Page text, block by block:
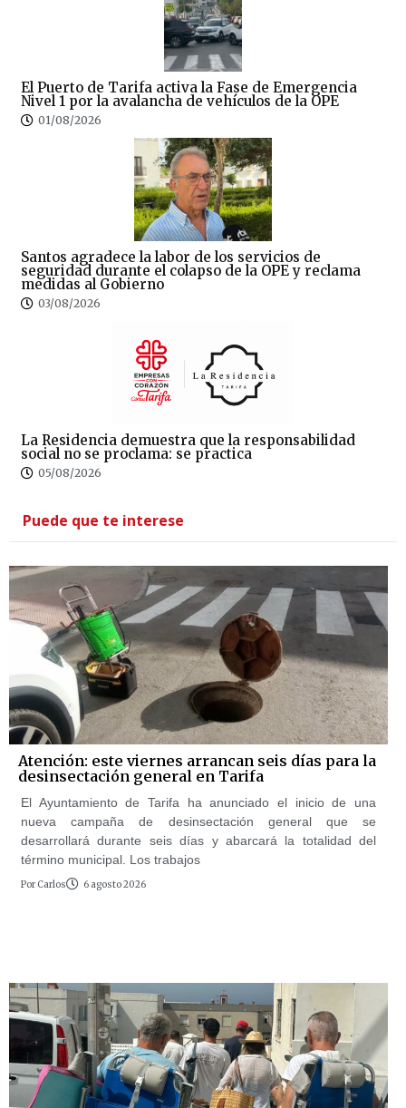
El Puerto de Tarifa activa la Fase de Emergencia
Nivel 1 por la avalancha de vehículos de la OPE
01/08/2026
Santos agradece la labor de los servicios de
seguridad durante el colapso de la OPE y reclama
medidas al Gobierno
03/08/2026
La Residencia demuestra que la responsabilidad
social no se proclama: se practica
05/08/2026
Puede que te interese
Atención: este viernes arrancan seis días para la
desinsectación general en Tarifa
El Ayuntamiento de Tarifa ha anunciado el inicio de una
nueva campaña de desinsectación general que se
desarrollará durante seis días y abarcará la totalidad del
término municipal. Los trabajos
Por Carlos 6 agosto 2026